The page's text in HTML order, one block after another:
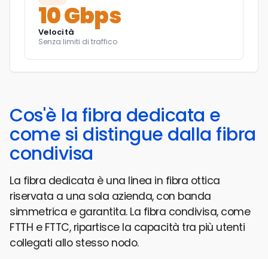
10 Gbps
Velocità
Senza limiti di traffico
Cos'è la fibra dedicata e
come si distingue dalla fibra
condivisa
La fibra dedicata è una linea in fibra ottica
riservata a una sola azienda, con banda
simmetrica e garantita. La fibra condivisa, come
FTTH e FTTC, ripartisce la capacità tra più utenti
collegati allo stesso nodo.